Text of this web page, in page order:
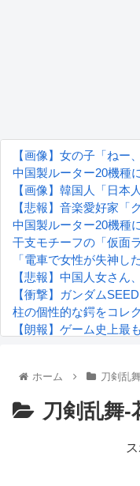
【画像】女の子「ねー
中国製ルーター20機種
【画像】韓国人「日
【悲報】音楽愛好家
中国製ルーター20機種
干支モチーフの「仮面
「電車で女性が失神
【悲報】中国人女さん
【衝撃】ガンダム
柱の個性的な鍔をコレ
【朗報】ゲーム史上最
『進撃の巨人』で一番
【画像】スト6女キャ
るろうに剣心 -明治剣客
ホーム 刀剣乱
刀剣乱舞-